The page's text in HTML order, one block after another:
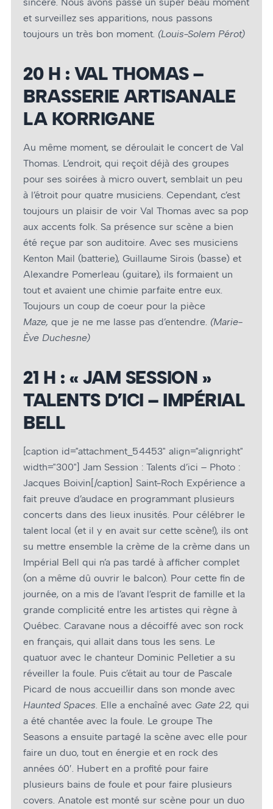
et surveillez ses apparitions, nous passons
toujours un très bon moment. (Louis-Solem Pérot)
20 H : VAL THOMAS –
BRASSERIE ARTISANALE
LA KORRIGANE
Au même moment, se déroulait le concert de Val
Thomas. L’endroit, qui reçoit déjà des groupes
pour ses soirées à micro ouvert, semblait un peu
à l’étroit pour quatre musiciens. Cependant, c’est
toujours un plaisir de voir Val Thomas avec sa pop
aux accents folk. Sa présence sur scène a bien
été reçue par son auditoire. Avec ses musiciens
Kenton Mail (batterie), Guillaume Sirois (basse) et
Alexandre Pomerleau (guitare), ils formaient un
tout et avaient une chimie parfaite entre eux.
Toujours un coup de coeur pour la pièce
Maze, que je ne me lasse pas d’entendre. (Marie-
Ève Duchesne)
21 H : « JAM SESSION »
TALENTS D’ICI – IMPÉRIAL
BELL
[caption id="attachment_54453" align="alignright"
width="300"] Jam Session : Talents d’ici – Photo :
Jacques Boivin[/caption] Saint-Roch Expérience a
fait preuve d’audace en programmant plusieurs
concerts dans des lieux inusités. Pour célébrer le
talent local (et il y en avait sur cette scène!), ils ont
su mettre ensemble la crème de la crème dans un
Impérial Bell qui n’a pas tardé à afficher complet
(on a même dû ouvrir le balcon). Pour cette fin de
journée, on a mis de l’avant l’esprit de famille et la
grande complicité entre les artistes qui règne à
Québec. Caravane nous a décoiffé avec son rock
en français, qui allait dans tous les sens. Le
quatuor avec le chanteur Dominic Pelletier a su
réveiller la foule. Puis c’était au tour de Pascale
Picard de nous accueillir dans son monde avec
Haunted Spaces. Elle a enchaîné avec Gate 22, qui
a été chantée avec la foule. Le groupe The
Seasons a ensuite partagé la scène avec elle pour
faire un duo, tout en énergie et en rock des
années 60′. Hubert en a profité pour faire
plusieurs bains de foule et pour faire plusieurs
covers. Anatole est monté sur scène pour un duo